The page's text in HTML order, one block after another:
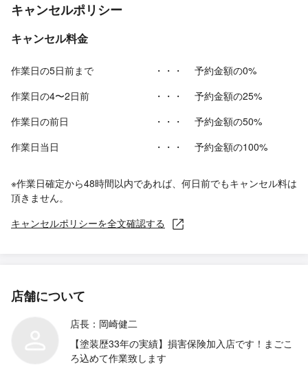
キャンセルポリシー
キャンセル料金
作業日の5日前まで ・・・
予約金額の0%
作業日の4〜2日前
・・・
予約金額の25%
作業日の前日
・・・
予約金額の50%
作業日当日
・・・ 予約金額の100%
※作業日確定から48時間以内であれば、何日前でもキャンセル料は
頂きません。
キャンセルポリシーを全文確認する
店舗について
店長：岡崎健二
【塗装歴33年の実績】損害保険加入店です！まごこ
ろ込めて作業致します